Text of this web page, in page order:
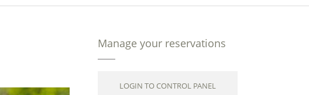
Manage your reservations
LOGIN TO CONTROL PANEL